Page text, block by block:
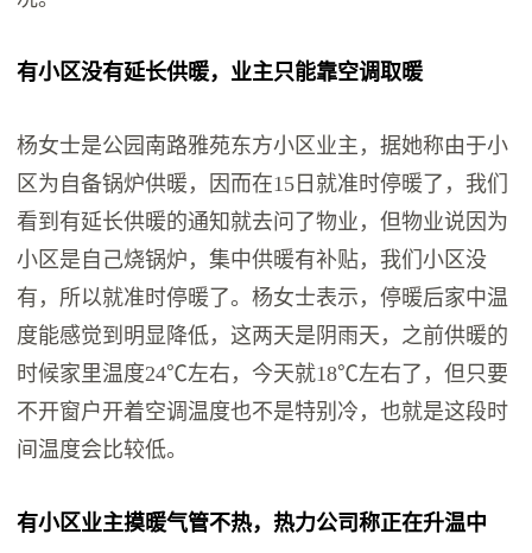
有小区没有延长供暖，业主只能靠空调取暖
杨女士是公园南路雅苑东方小区业主，据她称由于小
区为自备锅炉供暖，因而在15日就准时停暖了，我们
看到有延长供暖的通知就去问了物业，但物业说因为
小区是自己烧锅炉，集中供暖有补贴，我们小区没
有，所以就准时停暖了。杨女士表示，停暖后家中温
度能感觉到明显降低，这两天是阴雨天，之前供暖的
时候家里温度24℃左右，今天就18℃左右了，但只要
不开窗户开着空调温度也不是特别冷，也就是这段时
间温度会比较低。
有小区业主摸暖气管不热，热力公司称正在升温中